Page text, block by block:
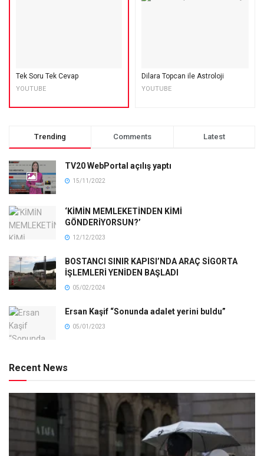
Tek Soru Tek Cevap
YOUTUBE
Dilara Topcan ile Astroloji
YOUTUBE
Trending Comments Latest
TV20 WebPortal açılış yaptı
15/11/2022
‘KİMİN MEMLEKETİNDEN KİMİ
GÖNDERİYORSUN?’
12/12/2023
BOSTANCI SINIR KAPISI’NDA ARAÇ SİGORTA
İŞLEMLERİ YENİDEN BAŞLADI
05/02/2024
Ersan Kaşif “Sonunda adalet yerini buldu”
05/01/2023
Recent News